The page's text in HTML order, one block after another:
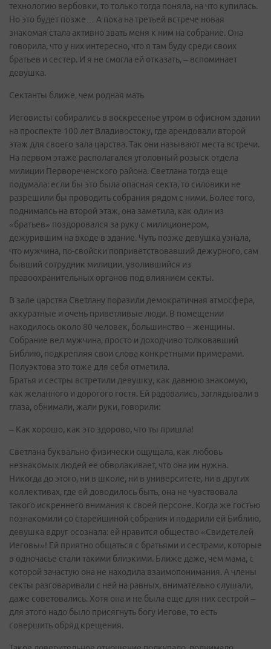
технологию вербовки, то только тогда поняла, на что купилась.
Но это будет позже… А пока на третьей встрече новая
знакомая стала активно звать меня к ним на собрание. Она
говорила, что у них интересно, что я там буду среди своих
братьев и сестер. И я не смогла ей отказать, – вспоминает
девушка.
Сектанты ближе, чем родная мать
Иеговисты собирались в воскресенье утром в офисном здании
на проспекте 100 лет Владивостоку, где арендовали второй
этаж для своего зала царства. Так они называют места встречи.
На первом этаже располагался уголовный розыск отдела
милиции Первореченского района. Светлана тогда еще
подумала: если бы это была опасная секта, то силовики не
разрешили бы проводить собрания рядом с ними. Более того,
поднимаясь на второй этаж, она заметила, как один из
«братьев» поздоровался за руку с милиционером,
дежурившим на входе в здание. Чуть позже девушка узнала,
что мужчина, по-свойски поприветствовавший дежурного, сам
бывший сотрудник милиции, уволившийся из
правоохранительных органов под влиянием секты.
В зале царства Светлану поразили демократичная атмосфера,
аккуратные и очень приветливые люди. В помещении
находилось около 80 человек, большинство – женщины.
Собрание вел мужчина, просто и доходчиво толковавший
Библию, подкрепляя свои слова конкретными примерами.
Полуэктова это тоже для себя отметила.
Братья и сестры встретили девушку, как давнюю знакомую,
как желанного и дорогого гостя. Ей радовались, заглядывали в
глаза, обнимали, жали руки, говорили:
– Как хорошо, как это здорово, что ты пришла!
Светлана буквально физически ощущала, как любовь
незнакомых людей ее обволакивает, что она им нужна.
Никогда до этого, ни в школе, ни в университете, ни в других
коллективах, где ей доводилось быть, она не чувствовала
такого искреннего внимания к своей персоне. Когда же гостью
познакомили со старейшиной собрания и подарили ей Библию,
девушка вдруг осознала: ей нравится общество «Свидетелей
Иеговы»! Ей приятно общаться с братьями и сестрами, которые
в одночасье стали такими близкими. Ближе даже, чем мама, с
которой зачастую она не находила взаимопонимания. А члены
секты разговаривали с ней на равных, внимательно слушали,
даже советовались. Хотя она и не была еще для них сестрой –
для этого надо было присягнуть богу Иегове, то есть
совершить обряд крещения.